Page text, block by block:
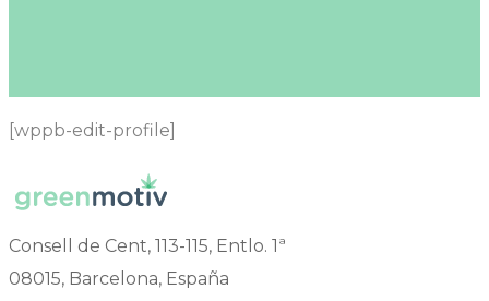
[wppb-edit-profile]
Consell de Cent, 113-115, Entlo. 1ª
08015, Barcelona, España